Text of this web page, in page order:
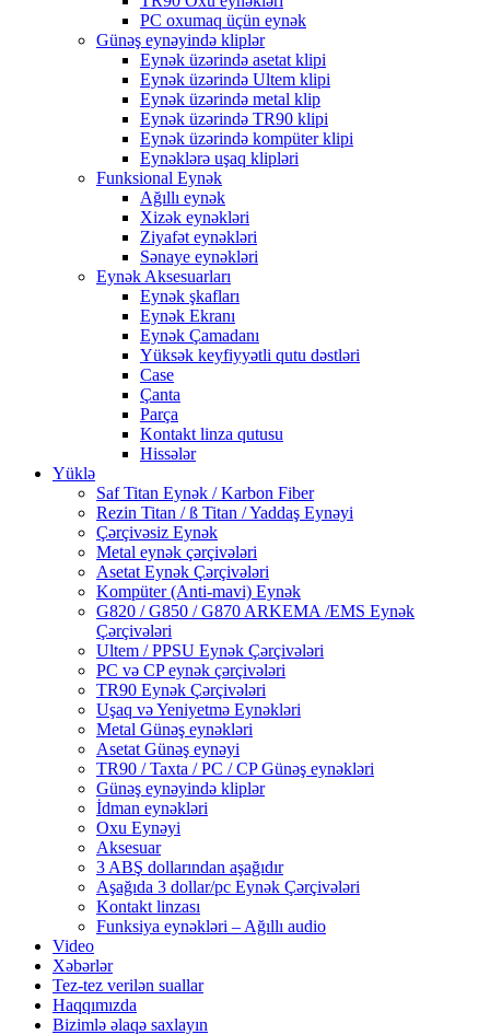
PC oxumaq üçün eynək
Günəş eynəyində kliplər
Eynək üzərində asetat klipi
Eynək üzərində Ultem klipi
Eynək üzərində metal klip
Eynək üzərində TR90 klipi
Eynək üzərində kompüter klipi
Eynəklərə uşaq klipləri
Funksional Eynək
Ağıllı eynək
Xizək eynəkləri
Ziyafət eynəkləri
Sənaye eynəkləri
Eynək Aksesuarları
Eynək şkafları
Eynək Ekranı
Eynək Çamadanı
Yüksək keyfiyyətli qutu dəstləri
Case
Çanta
Parça
Kontakt linza qutusu
Hissələr
Yüklə
Saf Titan Eynək / Karbon Fiber
Rezin Titan / ß Titan / Yaddaş Eynəyi
Çərçivəsiz Eynək
Metal eynək çərçivələri
Asetat Eynək Çərçivələri
Kompüter (Anti-mavi) Eynək
G820 / G850 / G870 ARKEMA /EMS Eynək
Çərçivələri
Ultem / PPSU Eynək Çərçivələri
PC və CP eynək çərçivələri
TR90 Eynək Çərçivələri
Uşaq və Yeniyetmə Eynəkləri
Metal Günəş eynəkləri
Asetat Günəş eynəyi
TR90 / Taxta / PC / CP Günəş eynəkləri
Günəş eynəyində kliplər
İdman eynəkləri
Oxu Eynəyi
Aksesuar
3 ABŞ dollarından aşağıdır
Aşağıda 3 dollar/pc Eynək Çərçivələri
Kontakt linzası
Funksiya eynəkləri – Ağıllı audio
Video
Xəbərlər
Tez-tez verilən suallar
Haqqımızda
Bizimlə əlaqə saxlayın